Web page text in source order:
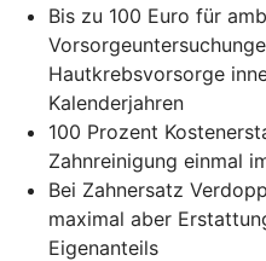
Bis zu 100 Euro für
Hautkrebsvorsorge
Kalenderjahren
100 Prozent
Zahnreinigung einmal
Bei Zahnersatz
maximal aber
Eigenanteils